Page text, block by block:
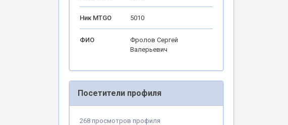
Ник MTGO 5010
ФИО
Фролов Сергей
Валерьевич
Посетители профиля
268 просмотров профиля